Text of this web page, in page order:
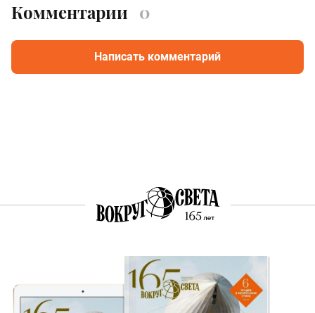
Комментарии 0
Написать комментарий